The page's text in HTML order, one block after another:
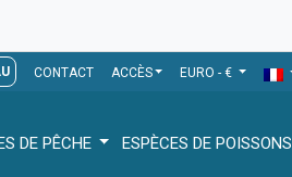
CONTACT ACCÈS EURO - €
DE PÊCHE ESPÈCES DE POISSONS